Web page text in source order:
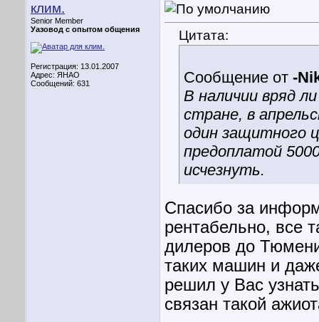
клим.
Senior Member
Уазовод с опытом общения
Регистрация: 13.01.2007
Адрес: ЯНАО
Сообщений: 631
Цитата:
Сообщение от -
В наличии вряд
стране, в
один защитного
предоплатой
исчезнуть.
Спасибо за
рентабельно, все
дилеров до
таких машин и
решил у Вас
связан такой